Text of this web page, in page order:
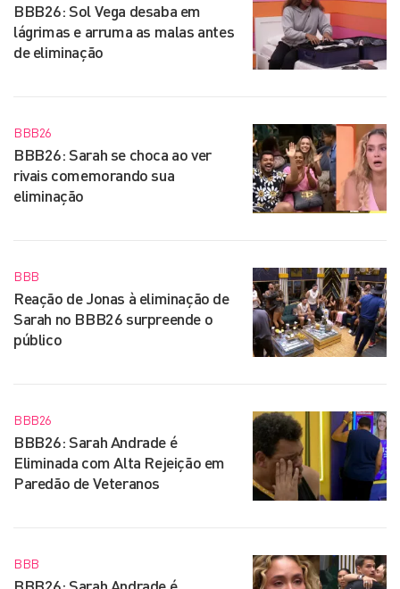
BBB26: Sol Vega desaba em
lágrimas e arruma as malas antes
de eliminação
BBB26
BBB26: Sarah se choca ao ver
rivais comemorando sua
eliminação
BBB
Reação de Jonas à eliminação de
Sarah no BBB26 surpreende o
público
BBB26
BBB26: Sarah Andrade é
Eliminada com Alta Rejeição em
Paredão de Veteranos
BBB